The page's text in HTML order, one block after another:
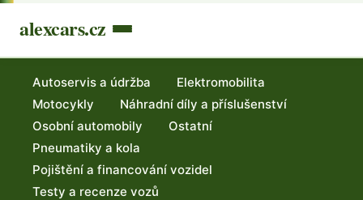
alexcars.cz
Autoservis a údržba
Elektromobilita
Motocykly
Náhradní díly a příslušenství
Osobní automobily
Ostatní
Pneumatiky a kola
Pojištění a financování vozidel
Testy a recenze vozů